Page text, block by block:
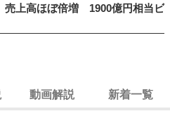
売上高ほぼ倍増 1900億円相当ビ
動画解説 新着一覧